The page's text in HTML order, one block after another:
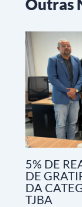
Outras
5% DE
DE
DA
TJBA